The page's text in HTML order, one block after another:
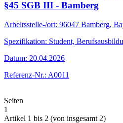
§45 SGB III - Bamberg
Arbeitsstelle-/ort: 96047 Bamberg,
Spezifikation: Student,
Datum: 20.04.2026
Referenz-Nr.: A0011
Seiten
1
Artikel 1 bis 2 (von insgesamt 2)